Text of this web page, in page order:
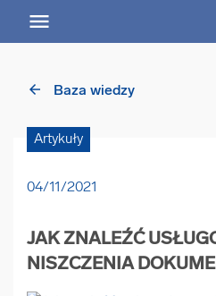
Niszczenie nośników informacji
arrow_back Baza wiedzy
Artykuły
04/11/2021
JAK ZNALEŹĆ
NISZCZENIA